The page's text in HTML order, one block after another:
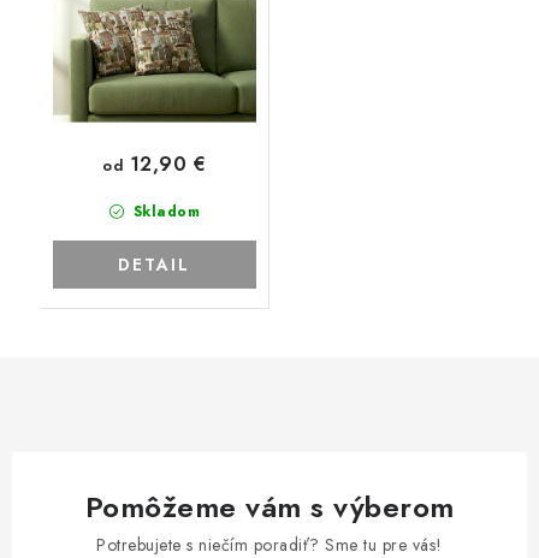
Skladom
od 12,90 €
DETAIL
Pomôžeme vám s výberom
Potrebujete s niečím poradiť? Sme tu pre vás!